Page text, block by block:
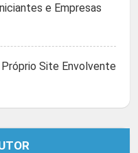
e Empresas
Site Envolvente